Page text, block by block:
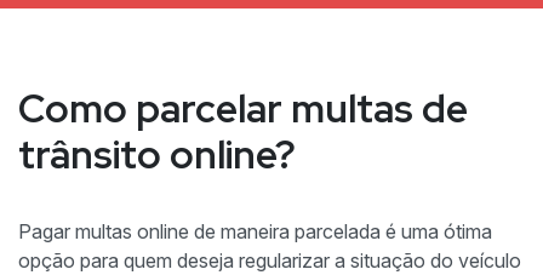
Como parcelar multas de
trânsito online?
Pagar multas online de maneira parcelada é uma ótima
opção para quem deseja regularizar a situação do veículo